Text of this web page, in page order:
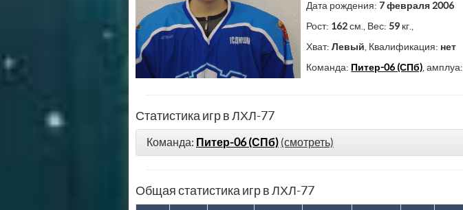
Дата рождения:7 февраля 2006
Рост: 162см., Вес:59 кг.,
Хват:Левый , Квалификация: нет
Команда: Питер-06 (СПб) , амплуа:
Статистика игр в ЛХЛ-77
Команда: Питер-06 (СПб) (смотреть)
Общая статистика игр в ЛХЛ-77